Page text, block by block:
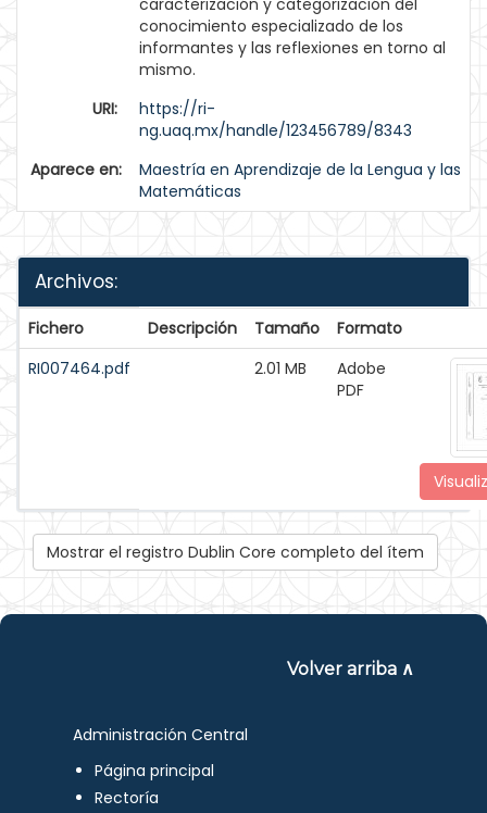
caracterización y categorización del
conocimiento especializado de los
informantes y las reflexiones en torno al
mismo.
URI:
https://ri-
ng.uaq.mx/handle/123456789/8343
Aparece en:
Maestría en Aprendizaje de la Lengua y las
Matemáticas
Archivos:
Fichero Descripción Tamaño
Formato
RI007464.pdf
2.01 MB
Adobe
PDF
Mostrar el registro Dublin Core completo del ítem
Volver arriba ∧
Administración Central
Página principal
Rectoría